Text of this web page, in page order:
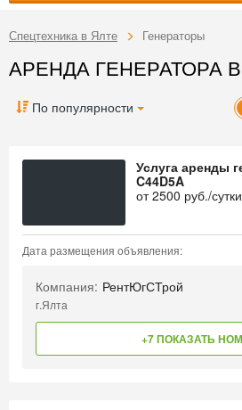
Спецтехника в Ялте Генераторы
АРЕНДА ГЕНЕРАТОРА
По популярности
Услуга аренды
C44D5A
от2500 руб./сутки
Дата размещения объявления:
Компания: РентЮгСТрой
г.Ялта
+7 ПОКАЗАТЬ